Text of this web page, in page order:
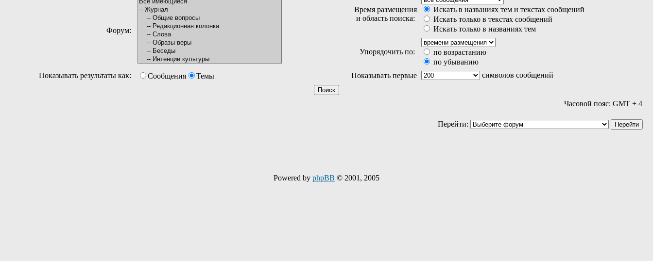
Форум:
Время размещения
и область поиска:
Искать в названиях тем и текстах сообщений
Искать только в текстах сообщений
Искать только в названиях тем
Упорядочить по:
по возрастанию
по убыванию
Показывать результаты как:
Сообщения Темы Показывать первые символов сообщений
Часовой пояс: GMT + 4
Перейти:
Powered by phpBB © 2001, 2005